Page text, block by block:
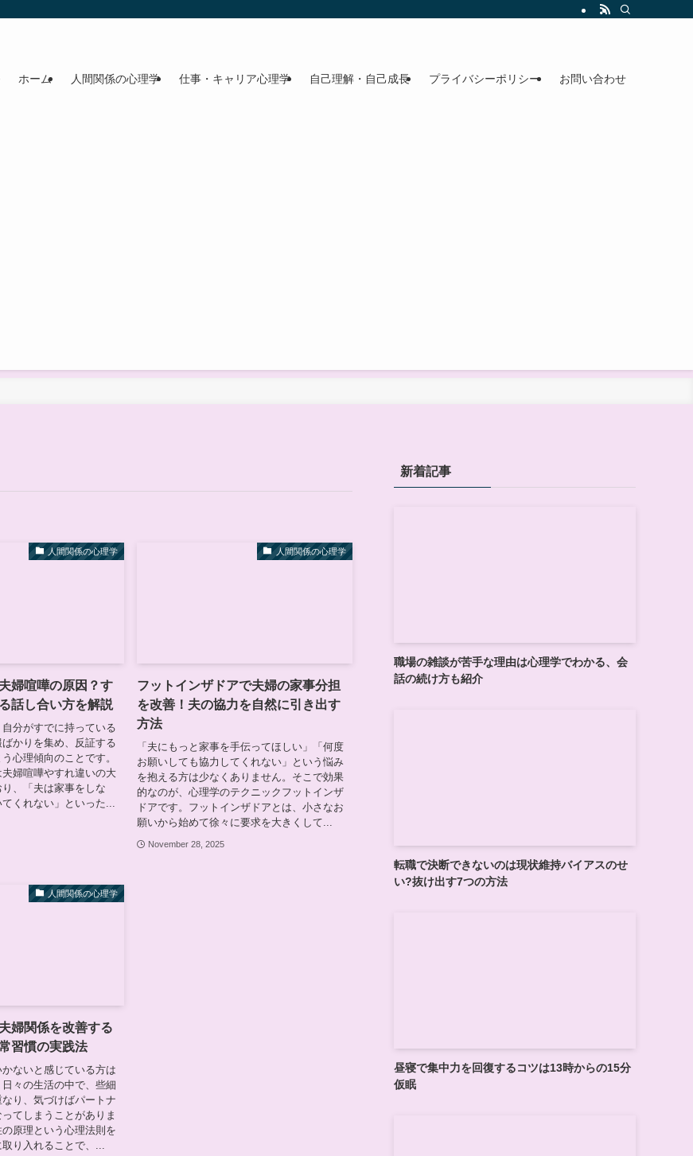
ホーム 人間関係の心理学 仕事・キャリア心理学 自己理解・自己成長 プライバシーポリシー お問い合わせ
人間関係の心理学
婦喧嘩の原因？す
話し合い方を解説
分がすでに持っている
かりを集め、反証する
心理傾向のことです。
婦喧嘩やすれ違いの大
、「夫は家事をしな
くれない」といった...
人間関係の心理学
フットインザドアで夫婦の家事分担
を改善！夫の協力を自然に引き出す
方法
「夫にもっと家事を手伝ってほしい」「何度
お願いしても協力してくれない」という悩み
を抱える方は少なくありません。そこで効果
的なのが、心理学のテクニックフットインザ
ドアです。フットインザドアとは、小さなお
願いから始めて徐々に要求を大きくして...
November 28, 2025
人間関係の心理学
婦関係を改善する
習慣の実践法
ないと感じている方は
々の生活の中で、些細
り、気づけばパートナ
てしまうことがありま
原理という心理法則を
り入れることで、...
新着記事
職場の雑談が苦手な理由は心理学でわかる、会
話の続け方も紹介
転職で決断できないのは現状維持バイアスのせ
い?抜け出す7つの方法
昼寝で集中力を回復するコツは13時からの15分
仮眠